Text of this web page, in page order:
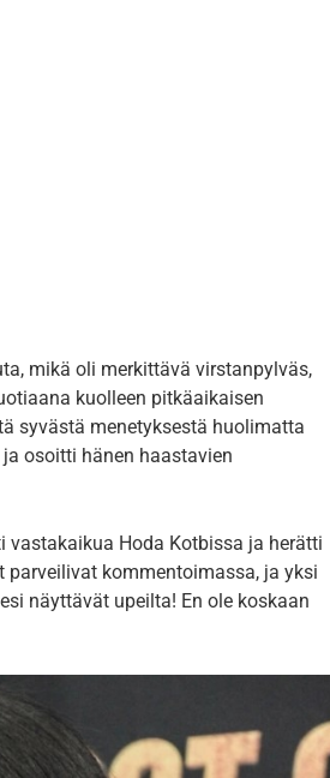
mikä oli merkittävä virstanpylväs,
kuolleen pitkäaikaisen
syvästä menetyksestä huolimatta
osoitti hänen haastavien
Hoda Kotbissa ja herätti
kommentoimassa, ja yksi
näyttävät upeilta! En ole koskaan